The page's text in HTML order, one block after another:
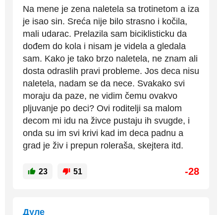
Na mene je zena naletela sa trotinetom a iza
je isao sin. Sreća nije bilo strasno i kočila,
mali udarac. Prelazila sam biciklisticku da
dođem do kola i nisam je videla a gledala
sam. Kako je tako brzo naletela, ne znam ali
dosta odraslih pravi probleme. Jos deca nisu
naletela, nadam se da nece. Svakako svi
moraju da paze, ne vidim čemu ovakvo
pljuvanje po deci? Ovi roditelji sa malom
decom mi idu na živce pustaju ih svugde, i
onda su im svi krivi kad im deca padnu a
grad je živ i prepun roleraša, skejtera itd.
23 51 -28
Дуле